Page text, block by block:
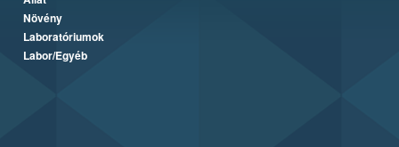
Növény
Laboratóriumok
Labor/Egyéb